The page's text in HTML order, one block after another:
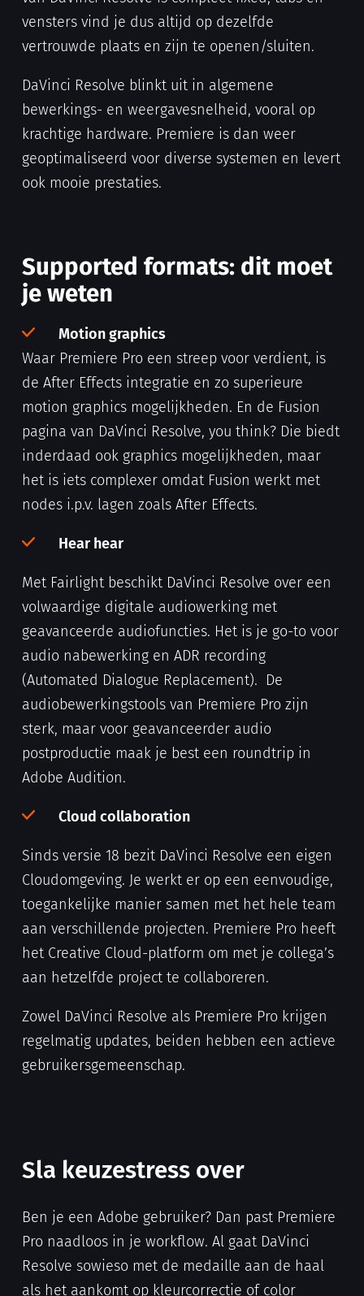
vensters vind je dus altijd op dezelfde
vertrouwde plaats en zijn te openen/sluiten.
DaVinci Resolve blinkt uit in algemene
bewerkings- en weergavesnelheid, vooral op
krachtige hardware. Premiere is dan weer
geoptimaliseerd voor diverse systemen en levert
ook mooie prestaties.
Supported formats: dit moet
je weten
Motion graphics
Waar Premiere Pro een streep voor verdient, is
de After Effects integratie en zo superieure
motion graphics mogelijkheden. En de Fusion
pagina van DaVinci Resolve, you think? Die biedt
inderdaad ook graphics mogelijkheden, maar
het is iets complexer omdat Fusion werkt met
nodes i.p.v. lagen zoals After Effects.
Hear hear
Met Fairlight beschikt DaVinci Resolve over een
volwaardige digitale audiowerking met
geavanceerde audiofuncties. Het is je go-to voor
audio nabewerking en ADR recording
(Automated Dialogue Replacement). De
audiobewerkingstools van Premiere Pro zijn
sterk, maar voor geavanceerder audio
postproductie maak je best een roundtrip in
Adobe Audition.
Cloud collaboration
Sinds versie 18 bezit DaVinci Resolve een eigen
Cloudomgeving. Je werkt er op een eenvoudige,
toegankelijke manier samen met het hele team
aan verschillende projecten. Premiere Pro heeft
het Creative Cloud-platform om met je collega’s
aan hetzelfde project te collaboreren.
Zowel DaVinci Resolve als Premiere Pro krijgen
regelmatig updates, beiden hebben een actieve
gebruikersgemeenschap.
Sla keuzestress over
Ben je een Adobe gebruiker? Dan past Premiere
Pro naadloos in je workflow. Al gaat DaVinci
Resolve sowieso met de medaille aan de haal
als het aankomt op kleurcorrectie of color